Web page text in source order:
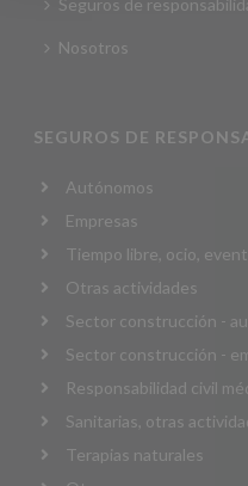
Seguros de
Nosotros
SEGUROS DE
Autónomos
Empresas
Tiempo libre, ocio,
Otras actividades
Sector construcción -
Sector construcción -
Responsabilidad civil
Sanitarias, otras
Terapias naturales